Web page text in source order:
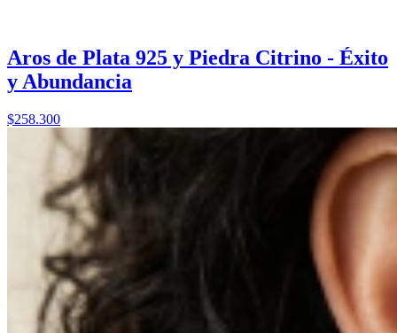
Aros de Plata 925 y Piedra Citrino - Éxito
y Abundancia
$258.300